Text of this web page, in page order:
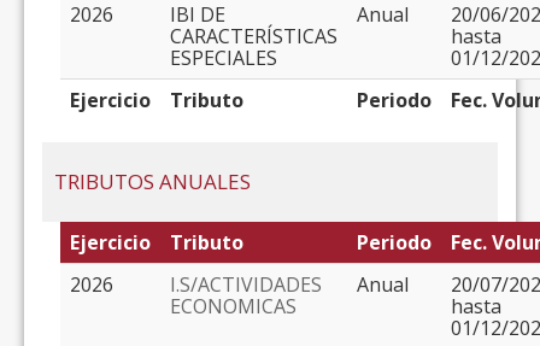
2026
IBI DE
CARACTERÍSTICAS
ESPECIALES
Anual
20/06/
hasta
01/12/
Ejercicio
Tributo Periodo Fec.
TRIBUTOS ANUALES
Ejercicio Tributo Periodo
Fec.
2026
I.S/ACTIVIDADES
ECONOMICAS
Anual
20/07/
hasta
01/12/